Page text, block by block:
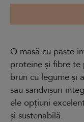
O masă cu paste
proteine și fibre te
brun cu legume și
sau sandvișuri
ele opțiuni
și sustenabilă.